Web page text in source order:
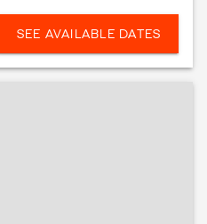
SEE AVAILABLE DATES